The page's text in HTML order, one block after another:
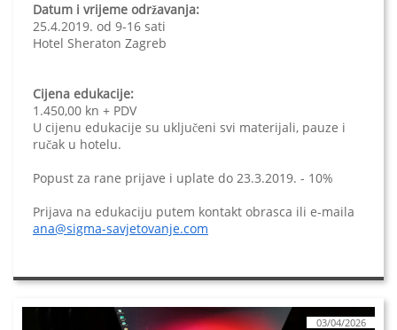
Datum i vrijeme održavanja:
25.4.2019. od 9-16 sati
Hotel Sheraton Zagreb
Cijena edukacije:
1.450,00 kn + PDV
U cijenu edukacije su uključeni svi materijali, pauze i
ručak u hotelu.
Popust za rane prijave i uplate do 23.3.2019. - 10%
Prijava na edukaciju putem kontakt obrasca ili e-maila
ana@sigma-savjetovanje.com
03/04/2026